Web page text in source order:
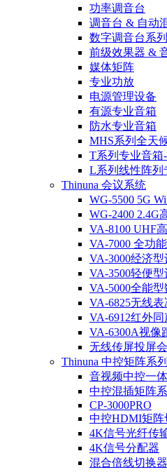
功率调音台
调音台 & 自动
数字调音台系
前级效果器 &
媒体矩阵
专业功放
电源管理设备
有源专业音箱
防水专业音箱
MHS系列全天
T系列专业音箱
L系列线性阵列
Thinuna 会议系统
WG-5500 5G
WG-2400 2.4G
VA-8100 UHF
VA-7000 全功
VA-3000经济
VA-3500轻便
VA-5000全能
VA-6825无线
VA-6912红外
VA-6300A视像
无线传屏投屏
Thinuna 中控矩阵系列
音视频中控一
中控混插矩阵
CP-3000PRO
中控HDMI矩阵
4K信号光纤传
4K信号分配器
混合倍线切换器